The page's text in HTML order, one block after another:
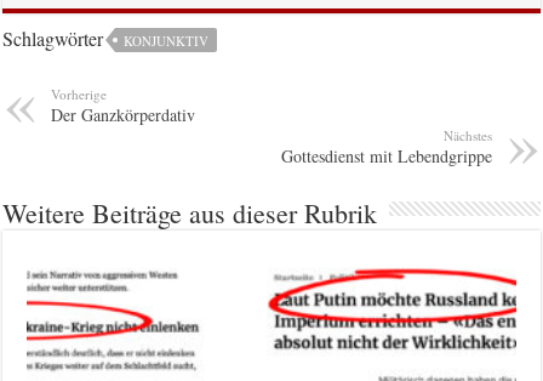
Schlagwörter KONJUNKTIV
Vorherige
Der Ganzkörperdativ
Nächstes
Gottesdienst mit Lebendgrippe
Weitere Beiträge aus dieser Rubrik